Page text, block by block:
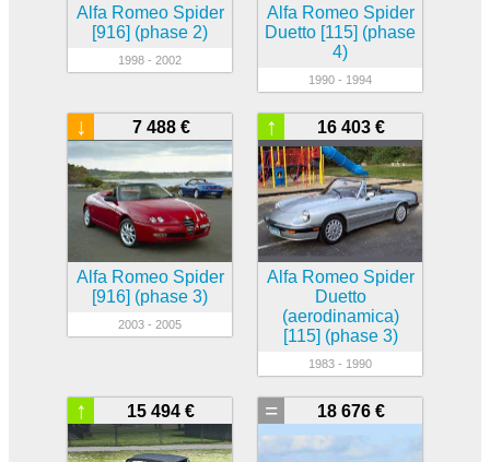
Alfa Romeo Spider
[916] (phase 2)
1998 - 2002
Alfa Romeo Spider
Duetto [115] (phase
4)
1990 - 1994
7 488 €
↓
Alfa Romeo Spider
[916] (phase 3)
2003 - 2005
16 403 €
↑
Alfa Romeo Spider
Duetto
(aerodinamica)
[115] (phase 3)
1983 - 1990
15 494 €
↑ 18 676 €
=